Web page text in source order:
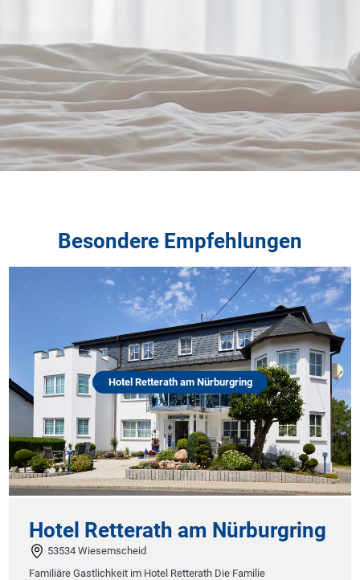
Besondere Empfehlungen
Hotel Retterath am Nürburgring
Hotel Retterath am Nürburgring
53534 Wiesemscheid
Familiäre Gastlichkeit im Hotel Retterath Die Familie